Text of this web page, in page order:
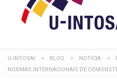
U-INTOSAI > BLOG > NOTÍCIA >
NORMAS INTERNACIONAIS DE